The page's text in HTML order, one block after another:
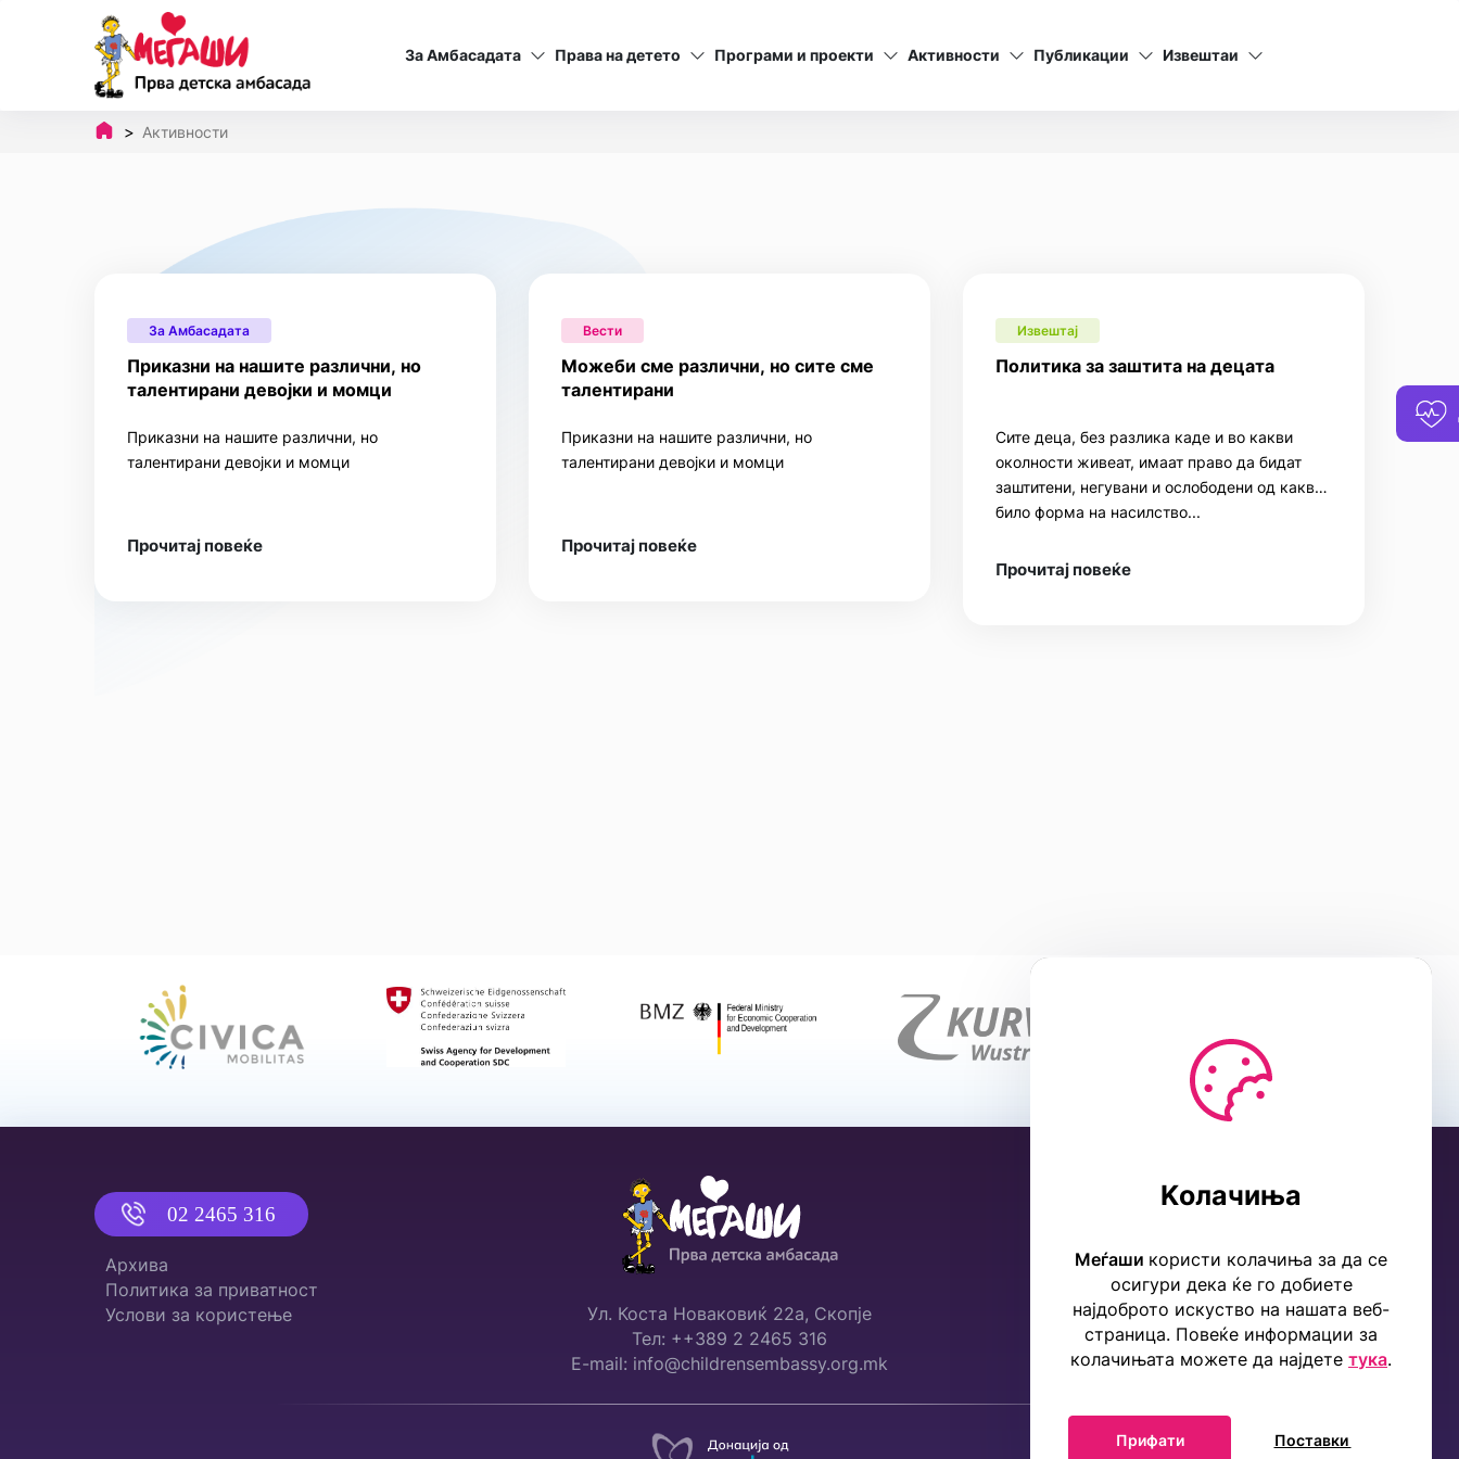
За Амбасадата Права на детето Програми и проекти Активности Публикации Извештаи
Активности
За Амбасадата
Приказни на нашите различни, но
талентирани девојки и момци
Приказни на нашите различни, но
талентирани девојки и момци
Прочитај повеќе
Вести
Можеби сме различни, но сите сме
талентирани
Приказни на нашите различни, но
талентирани девојки и момци
Прочитај повеќе
Извештај
Политика за заштита на децата
Сите деца, без разлика каде и во какви
околности живеат, имаат право да бидат
заштитени, негувани и ослободени од каква
било форма на насилство...
Прочитај повеќе
02 2465 316
Архива
Политика за приватност
Услови за користење
Ул. Коста Новаковиќ 22а, Скопје
Тел: ++389 2 2465 316
E-mail: info@childrensembassy.org.mk
Kолачиња
Меѓаши користи колачиња за да се
осигури дека ќе го добиете
најдоброто искуство на нашата веб-
страница. Повеќе информации за
колачињата можете да најдете тука.
Прифати Поставки